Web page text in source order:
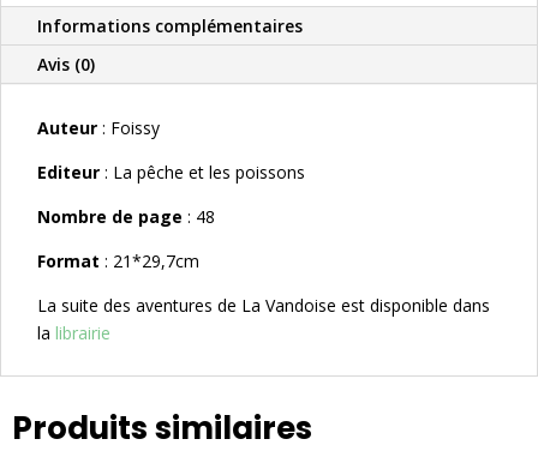
Informations complémentaires
Avis (0)
Auteur : Foissy
Editeur : La pêche et les poissons
Nombre de page : 48
Format : 21*29,7cm
La suite des aventures de La Vandoise est disponible dans
la librairie
Produits similaires